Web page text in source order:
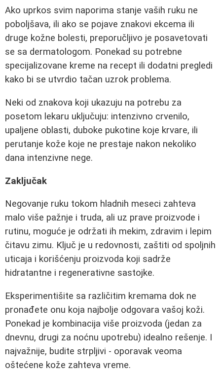
Ako uprkos svim naporima stanje vaših ruku ne
poboljšava, ili ako se pojave znakovi ekcema ili
druge kožne bolesti, preporučljivo je posavetovati
se sa dermatologom. Ponekad su potrebne
specijalizovane kreme na recept ili dodatni pregledi
kako bi se utvrdio tačan uzrok problema.
Neki od znakova koji ukazuju na potrebu za
posetom lekaru uključuju: intenzivno crvenilo,
upaljene oblasti, duboke pukotine koje krvare, ili
perutanje kože koje ne prestaje nakon nekoliko
dana intenzivne nege.
Zaključak
Negovanje ruku tokom hladnih meseci zahteva
malo više pažnje i truda, ali uz prave proizvode i
rutinu, moguće je održati ih mekim, zdravim i lepim
čitavu zimu. Ključ je u redovnosti, zaštiti od spoljnih
uticaja i korišćenju proizvoda koji sadrže
hidratantne i regenerativne sastojke.
Eksperimentišite sa različitim kremama dok ne
pronađete onu koja najbolje odgovara vašoj koži.
Ponekad je kombinacija više proizvoda (jedan za
dnevnu, drugi za noćnu upotrebu) idealno rešenje. I
najvažnije, budite strpljivi - oporavak veoma
oštećene kože zahteva vreme.